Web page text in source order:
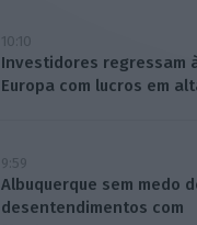
10:10
Investidores regressam
Europa com lucros em
9:59
Albuquerque sem medo
desentendimentos com